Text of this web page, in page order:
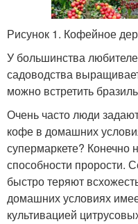
Рисунок 1. Кофейное
У большинства
садоводства
можно встретить
Очень часто люди
кофе в домашних
супермаркете? Конечно
способности прорости.
быстро теряют
домашних условиях
культивацией